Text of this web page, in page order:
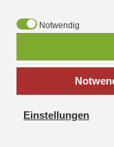
Cookies erleichtern
Notwendig
Einstellungen